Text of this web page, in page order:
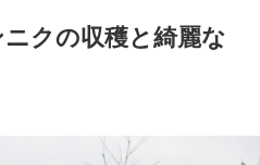
クの収穫と綺麗な